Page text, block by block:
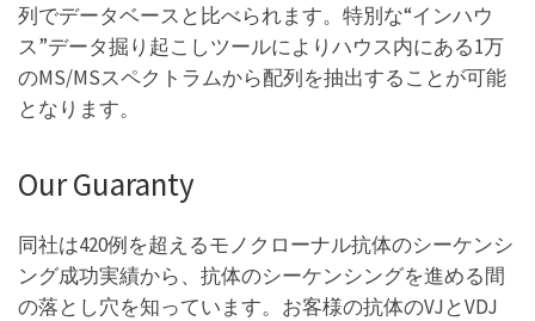
列でデータベースと比べられます。特別な“インハウ
ス”データ掘り起こしツールによりハウス内にある1万
のMS/MSスペクトラムから配列を抽出することが可能
となります。
Our Guaranty
同社は420例を超えるモノクローナル抗体のシーケンシ
ング成功実績から、抗体のシーケンシングを進める間
の落とし穴を知っています。お客様の抗体のVJとVDJ